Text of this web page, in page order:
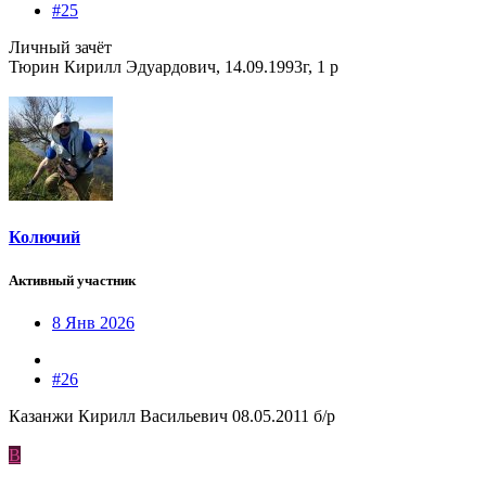
#25
Личный зачёт
Тюрин Кирилл Эдуардович, 14.09.1993г, 1 р
Колючий
Активный участник
8 Янв 2026
#26
Казанжи Кирилл Васильевич 08.05.2011 б/р
В